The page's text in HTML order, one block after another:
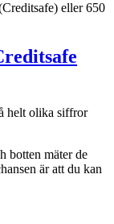
eller 650
helt olika siffror
botten mäter de
är att du kan